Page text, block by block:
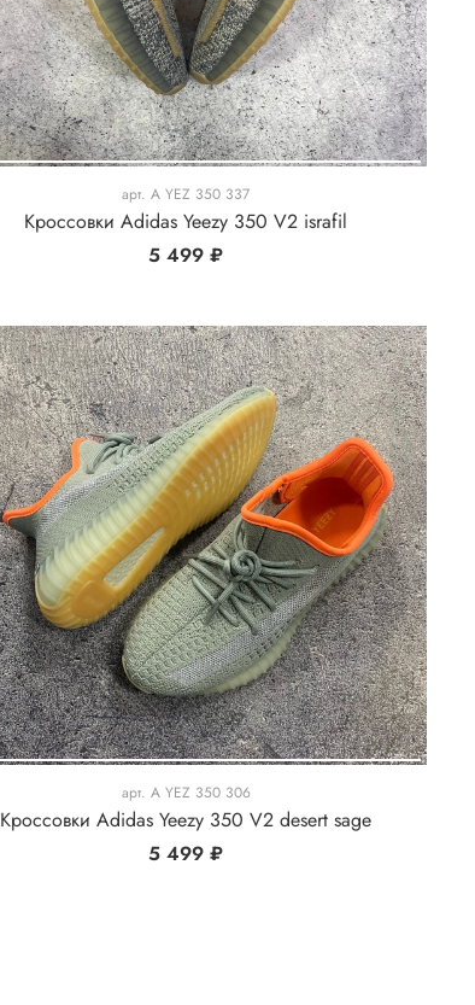
арт. A YEZ 350 337
Кроссовки Adidas Yeezy 350 V2 israfil
5 499 ₽
арт. A YEZ 350 306
Кроссовки Adidas Yeezy 350 V2 desert sage
5 499 ₽